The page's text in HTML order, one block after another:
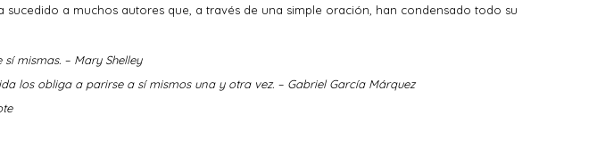
a muchos autores que, a través de una simple oración, han condensado todo su
mismas. – Mary Shelley
los obliga a parirse a sí mismos una y otra vez. – Gabriel García Márquez